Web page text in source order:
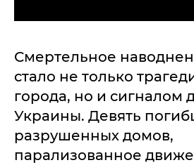
Смертельное
стало не только
города, но и сигналом
Украины. Девять
разрушенных домов,
парализованное